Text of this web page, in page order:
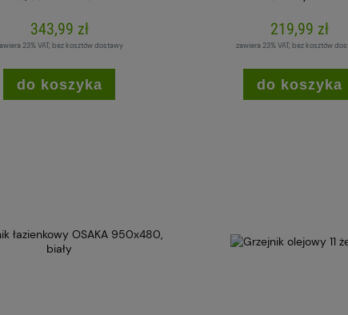
343,99 zł
23% VAT, bez kosztów dostawy
do koszyka
219,99 zł
zawiera 23% VAT, bez kosztów
do koszyka